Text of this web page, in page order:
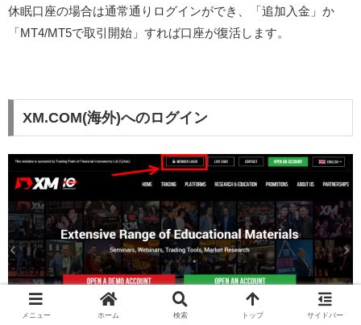
休眠口座の場合は通常通りログインができ、「追加入金」か
「MT4/MT5で取引開始」すれば口座が復活します。
XM.COM(海外)へのログイン
メニュー ホーム 検索 トップ サイドバー